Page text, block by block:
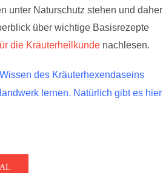
unter Naturschutz stehen und daher
über wichtige Basisrezepte
die Kräuterheilkunde nachlesen.
des Kräuterhexendaseins
lernen. Natürlich gibt es hier